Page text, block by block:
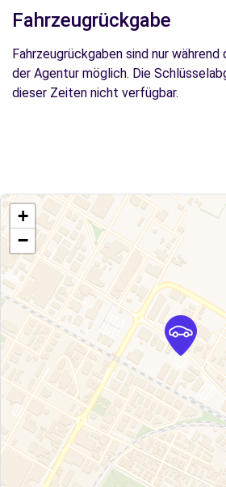
Fahrzeugrückgabe
Fahrzeugrückgaben sind nur
der Agentur möglich. Die
dieser Zeiten nicht verfügbar.
+
−